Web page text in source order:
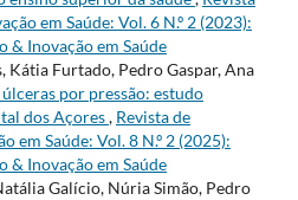
em Saúde: Vol. 6 N.º 2 (2023):
& Inovação em Saúde
Kátia Furtado, Pedro Gaspar, Ana
por pressão: estudo
dos Açores, Revista de
em Saúde: Vol. 8 N.º 2 (2025):
& Inovação em Saúde
Galício, Núria Simão, Pedro